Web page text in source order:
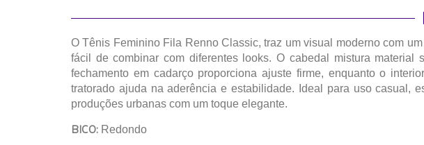
O Tênis Feminino Fila Renno Classic, traz um visual moderno com
fácil de combinar com diferentes looks. O cabedal mistura
fechamento em cadarço proporciona ajuste firme, enquanto o
tratorado ajuda na aderência e estabilidade. Ideal para uso casual,
produções urbanas com um toque elegante.
BICO: Redondo